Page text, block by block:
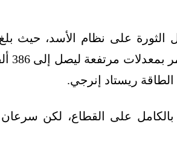
الثورة على نظام الأسد، حيث
على القطاع، لكن سرعان